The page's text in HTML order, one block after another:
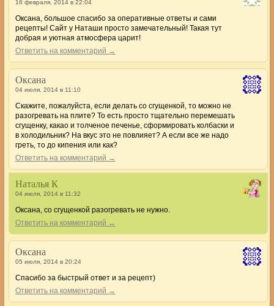
16 февраля, 2014 в 22:04
Оксана, большое спасибо за оперативные ответы и сами
рецепты! Сайт у Наташи просто замечательный! Такая тут
добрая и уютная атмосфера царит!
Ответить на комментарий →
Оксана
04 июля, 2014 в 11:10
Скажите, пожалуйста, если делать со сгущенкой, то можно не
разогревать на плите? То есть просто тщательно перемешать
сгущенку, какао и толченое печенье, сформировать колбаски и
в холодильник? На вкус это не повлияет? А если все же надо
греть, то до кипения или как?
Ответить на комментарий →
Наталья К
04 июля, 2014 в 11:32
Оксана, со сгущенкой разогревать не нужно.
Ответить на комментарий →
Оксана
05 июля, 2014 в 20:24
Спасибо за быстрый ответ и за рецепт)
Ответить на комментарий →